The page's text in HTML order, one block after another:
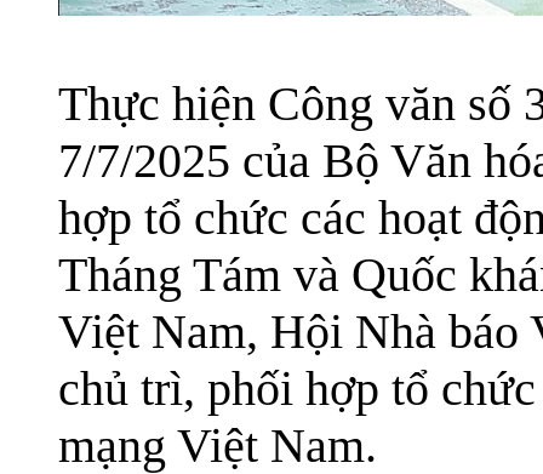
Thực hiện Công văn
7/7/2025 của Bộ Văn
hợp tổ chức các hoạt
Tháng Tám và Quốc
Việt Nam, Hội Nhà báo
chủ trì, phối hợp tổ
mạng Việt Nam.